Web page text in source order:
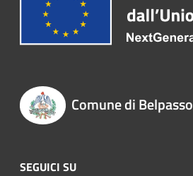
Comune di Belpasso
SEGUICI SU